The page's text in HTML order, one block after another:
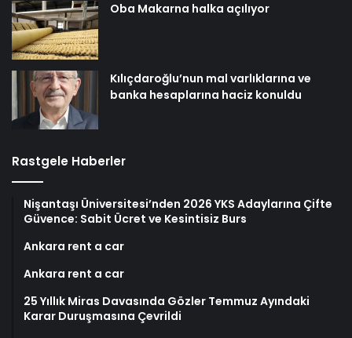
Oba Makarna halka açılıyor
Kılıçdaroğlu’nun mal varlıklarına ve
banka hesaplarına haciz konuldu
Rastgele Haberler
Nişantaşı Üniversitesi’nden 2026 YKS Adaylarına Çifte
Güvence: Sabit Ücret ve Kesintisiz Burs
Ankara rent a car
Ankara rent a car
25 Yıllık Miras Davasında Gözler Temmuz Ayındaki
Karar Duruşmasına Çevrildi